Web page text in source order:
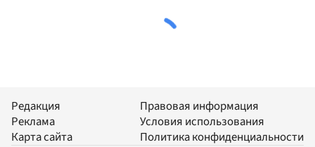
Редакция
Реклама
Карта сайта
Правовая информация
Условия использования
Политика конфиденциальности